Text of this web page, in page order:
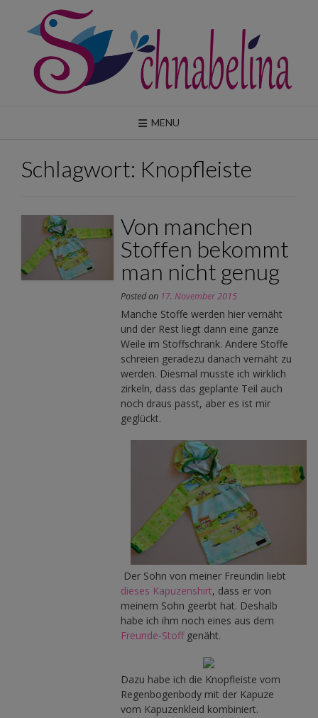
content
MENU
Schlagwort: Knopfleiste
Von manchen
Stoffen bekommt
man nicht genug
Posted on 17. November 2015
Manche Stoffe werden hier vernäht
und der Rest liegt dann eine ganze
Weile im Stoffschrank. Andere Stoffe
schreien geradezu danach vernäht zu
werden. Diesmal musste ich wirklich
zirkeln, dass das geplante Teil auch
noch draus passt, aber es ist mir
geglückt.
Der Sohn von meiner Freundin liebt
dieses Kapuzenshirt, dass er von
meinem Sohn geerbt hat. Deshalb
habe ich ihm noch eines aus dem
Freunde-Stoffgenäht.
Dazu habe ich die Knopfleiste vom
Regenbogenbody mit der Kapuze
vom Kapuzenkleid kombiniert.